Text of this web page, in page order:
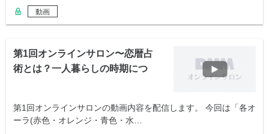
動画
第1回オンラインサロン〜恋暦占
術とは？一人暮らしの時期につ
第1回オンラインサロンの動画内容を配信します。 今回は「各オ
ーラ(赤色・オレンジ・青色・水…